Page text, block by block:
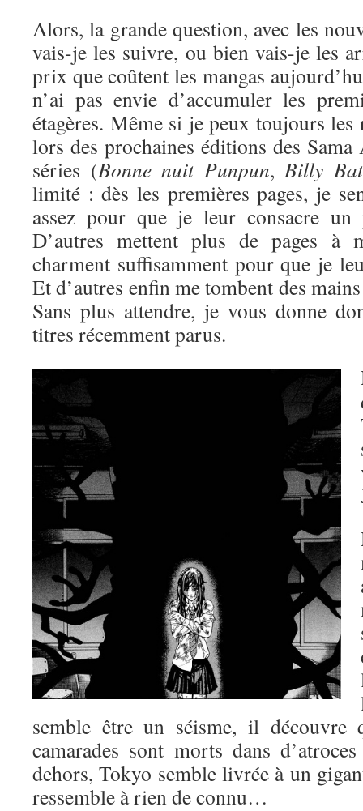
Alors, la grande question, avec les
vais-je les suivre, ou bien vais-je les
prix que coûtent les mangas
n’ai pas envie d’accumuler les
étagères. Même si je peux toujours
lors des prochaines éditions des Sama
séries (Bonne nuit Punpun, Billy Bat
limité : dès les premières pages, je
assez pour que je leur consacre
D’autres mettent plus de pages à
charment suffisamment pour que je
Et d’autres enfin me tombent des
Sans plus attendre, je vous donne
titres récemment parus.
semble être un séisme, il découvre
camarades sont morts dans
dehors, Tokyo semble livrée à un
ressemble à rien de connu…